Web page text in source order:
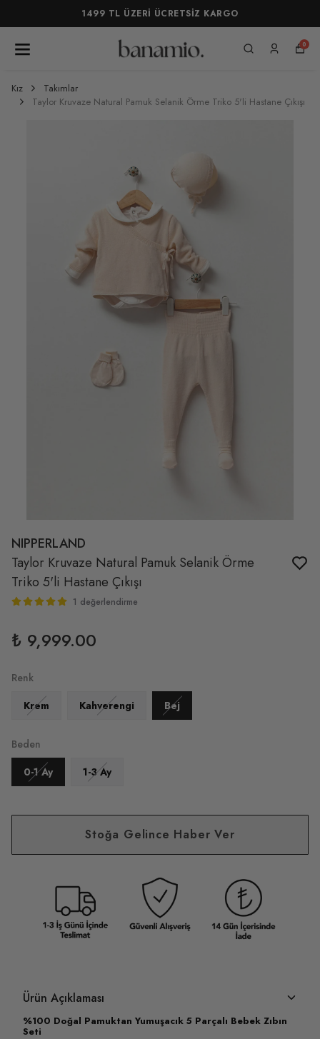
1499 TL ÜZERİ ÜCRETSİZ KARGO
0
Kız
Takımlar
Taylor Kruvaze Natural Pamuk Selanik Örme Triko 5'li Hastane Çıkışı
NIPPERLAND
Taylor Kruvaze Natural Pamuk Selanik Örme
Triko 5'li Hastane Çıkışı
1 değerlendirme
₺ 9,999.00
Renk
Krem
Kahverengi Bej
Beden
0-1 Ay
1-3 Ay
Stoğa Gelince Haber Ver
Ürün Açıklaması
%100 Doğal Pamuktan Yumuşacık 5 Parçalı Bebek Zıbın
Seti